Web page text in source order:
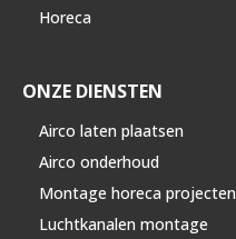
Horeca
ONZE DIENSTEN
Airco laten plaatsen
Airco onderhoud
Montage horeca projecten
Luchtkanalen montage